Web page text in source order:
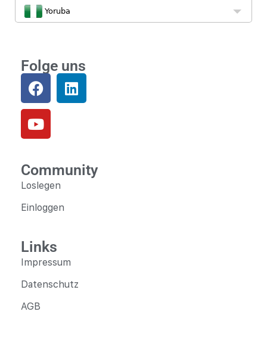
Yoruba
Folge uns
Community
Loslegen
Einloggen
Links
Impressum
Datenschutz
AGB